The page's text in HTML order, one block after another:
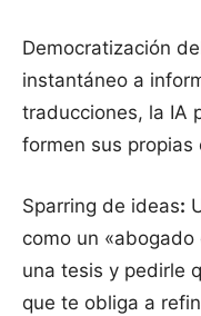
Democratización
instantáneo a
traducciones, la IA
formen sus
Sparring de ideas:
como un
una tesis y pedirle
que te obliga a